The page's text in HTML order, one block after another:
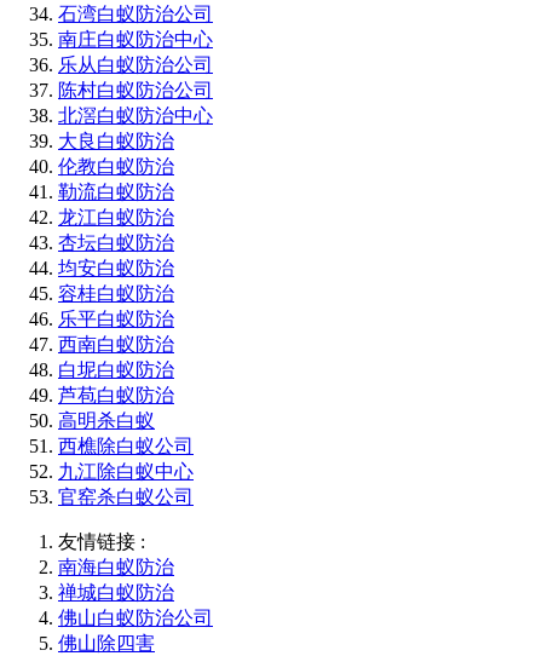
石湾白蚁防治公司
南庄白蚁防治中心
乐从白蚁防治公司
陈村白蚁防治公司
北滘白蚁防治中心
大良白蚁防治
伦教白蚁防治
勒流白蚁防治
龙江白蚁防治
杏坛白蚁防治
均安白蚁防治
容桂白蚁防治
乐平白蚁防治
西南白蚁防治
白坭白蚁防治
芦苞白蚁防治
高明杀白蚁
西樵除白蚁公司
九江除白蚁中心
官窑杀白蚁公司
友情链接 :
南海白蚁防治
禅城白蚁防治
佛山白蚁防治公司
佛山除四害